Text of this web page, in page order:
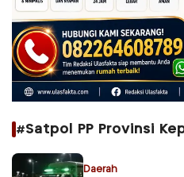
#Satpol PP Provinsi
Daerah